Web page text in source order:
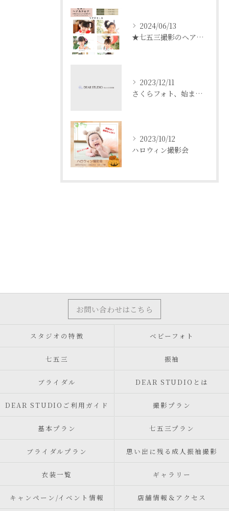
2024/06/13
★七五三撮影のヘアセットについて
2023/12/11
さくらフォト、始まります！
2023/10/12
ハロウィン撮影会
お問い合わせはこちら
スタジオの特徴 ベビーフォト
七五三 振袖
ブライダル DEAR STUDIOとは
DEAR STUDIOご利用ガイド 撮影プラン
基本プラン 七五三プラン
ブライダルプラン 思い出に残る成人振袖撮影
衣装一覧 ギャラリー
キャンペーン/イベント情報 店舗情報＆アクセス